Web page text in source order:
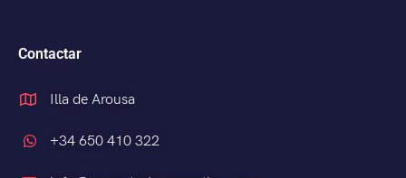
Contactar
Illa de Arousa
+34 650 410 322